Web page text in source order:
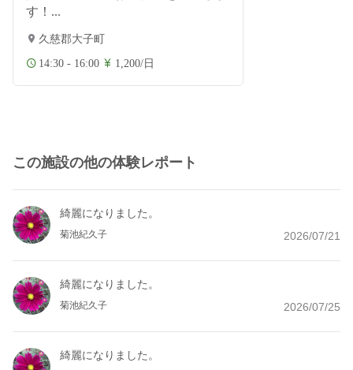
す！...
久慈郡大子町
14:30 - 16:00 1,200/日
この施設の他の体験レポート
綺麗になりました。
菊池紀久子 2026/07/21
綺麗になりました。
菊池紀久子 2026/07/25
綺麗になりました。